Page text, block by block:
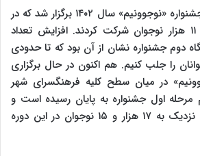
خونویی افزود: دومین جشنواره «نوجوونیم» سال ۱۴۰۲ برگزار شد که در
آن جشنواره نزدیک به ۱۱ هزار نوجوان شرکت کردند. افزایش تعداد
دوم جشنواره نشان از آن بود که تا حدودی
را جلب کنیم. هم اکنون در حال برگزاری
در میان سطح کلیه فرهنگسرای شهر
اول جشنواره به پایان رسیده است و
براساس اعلام دبیرخانه نزدیک به ۱۷ هزار و ۱۵ نوجوان در این دوره